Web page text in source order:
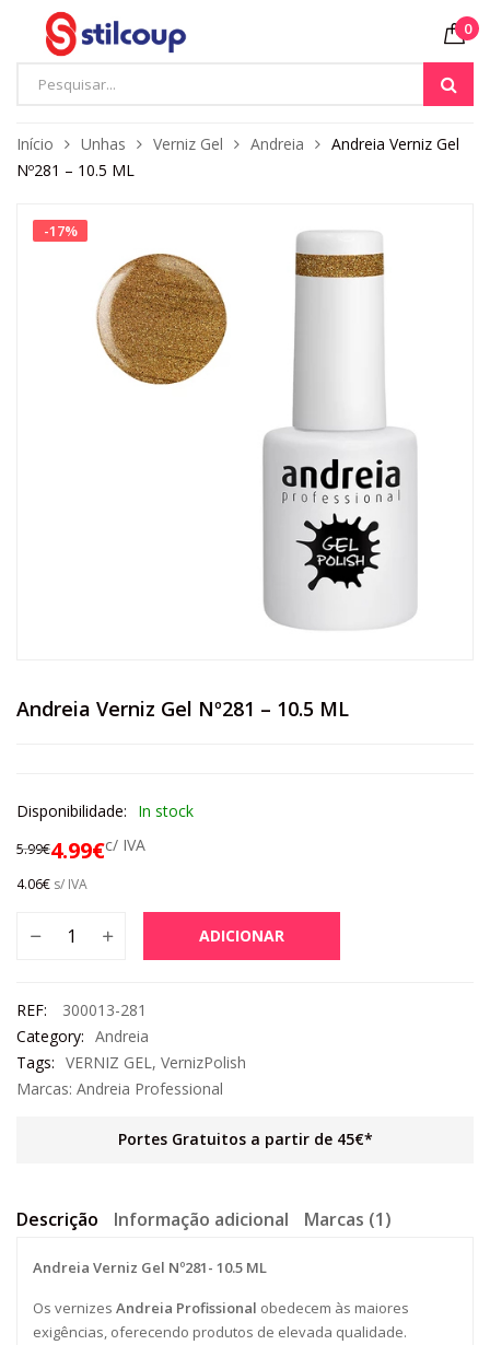
0
Início Unhas Verniz Gel Andreia
Andreia Verniz Gel
Nº281 – 10.5 ML
-17%
Andreia Verniz Gel Nº281 – 10.5 ML
Disponibilidade: In stock
5.99€4.99€c/ IVA
4.06€ s/ IVA
ADICIONAR
REF:
300013-281
Category: Andreia
Tags: VERNIZ GEL, VernizPolish
Marcas: Andreia Professional
Portes Gratuitos a partir de 45€*
Descrição Informação adicional Marcas (1)
Andreia Verniz Gel Nº281- 10.5 ML
Os vernizes Andreia Profissional obedecem às maiores
exigências, oferecendo produtos de elevada qualidade.